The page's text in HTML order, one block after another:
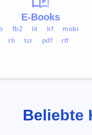
E-Books
fb2 lit lrf
mobi
rb tcr pdf rtf
Beliebte